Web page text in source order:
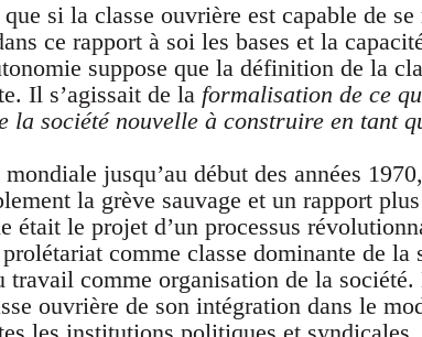
si la classe ouvrière est capable de
ce rapport à soi les bases et la
suppose que la définition de la
Il s’agissait de la formalisation de ce
la société nouvelle à construire en tant
jusqu’au début des années
la grève sauvage et un rapport
était le projet d’un processus
comme classe dominante de la
comme organisation de la société.
ouvrière de son intégration dans le